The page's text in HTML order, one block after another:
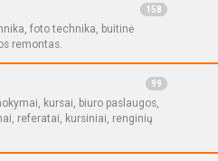
158
foto technika, buitinė
remontas.
99
kursai, biuro paslaugos,
referatai, kursiniai, renginių